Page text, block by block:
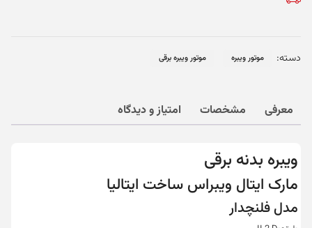
دسته: موتور ویبره موتور ویبره برقی
معرفی مشخصات امتیاز و دیدگاه
ویبره بدنه برقی
مارک ایتال ویبراس ساخت ایتالیا
مدل فلنچدار